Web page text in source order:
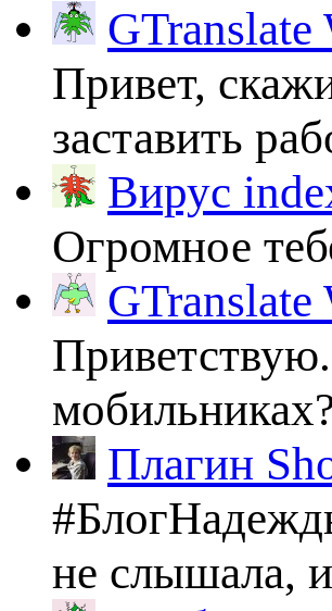
GTranslate
Привет,
заставить
Вирус
Огромное
GTranslate
Плагин
не слышала,